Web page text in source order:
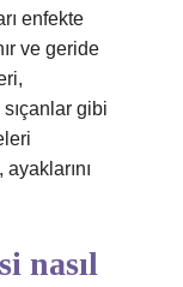
enfekte
ve geride
gibi
ayaklarını
nasıl